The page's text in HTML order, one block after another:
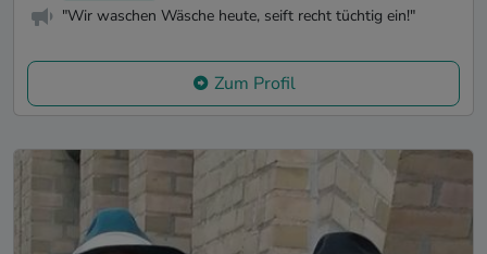
"Wir waschen Wäsche heute, seift recht tüchtig ein!"
Zum Profil